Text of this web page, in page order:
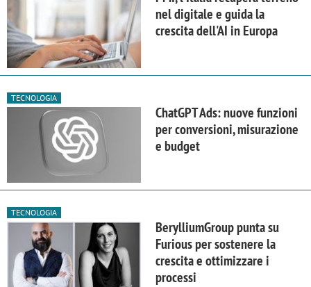
nel digitale e guida la
crescita dell'AI in Europa
TECNOLOGIA
ChatGPT Ads: nuove funzioni
per conversioni, misurazione
e budget
TECNOLOGIA
BerylliumGroup punta su
Furious per sostenere la
crescita e ottimizzare i
processi